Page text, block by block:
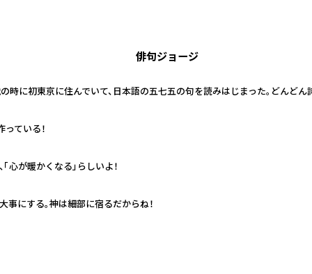
俳句ジョージ
時に初東京に住んでいて、日本語の五七五の句を読みはじまった。どんど
ている！
心が暖かくなる」らしいよ！
にする。神は細部に宿るだからね！